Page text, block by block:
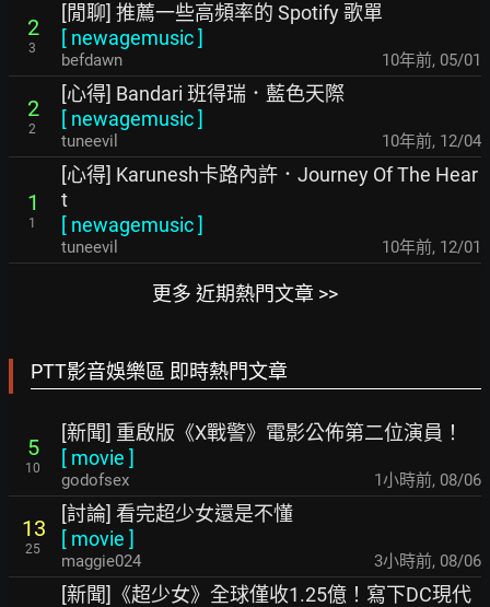
2
3
[閒聊] 推薦一些高頻率的 Spotify 歌單
[ newagemusic]
befdawn 10年前, 05/01
2
2
[心得] Bandari 班得瑞．藍色天際
[ newagemusic]
tuneevil 10年前, 12/04
1
1
[心得] Karunesh卡路內許．Journey Of The Hear
t
[ newagemusic]
tuneevil 10年前, 12/01
更多 近期熱門文章 >>
PTT影音娛樂區 即時熱門文章
5
10
[新聞] 重啟版《X戰警》電影公佈第二位演員！
[ movie ]
godofsex 1小時前, 08/06
13
25
[討論] 看完超少女還是不懂
[ movie ]
maggie024 3小時前, 08/06
[新聞]《超少女》全球僅收1.25億！寫下DC現代